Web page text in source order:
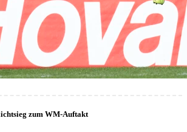
zum WM-Auftakt